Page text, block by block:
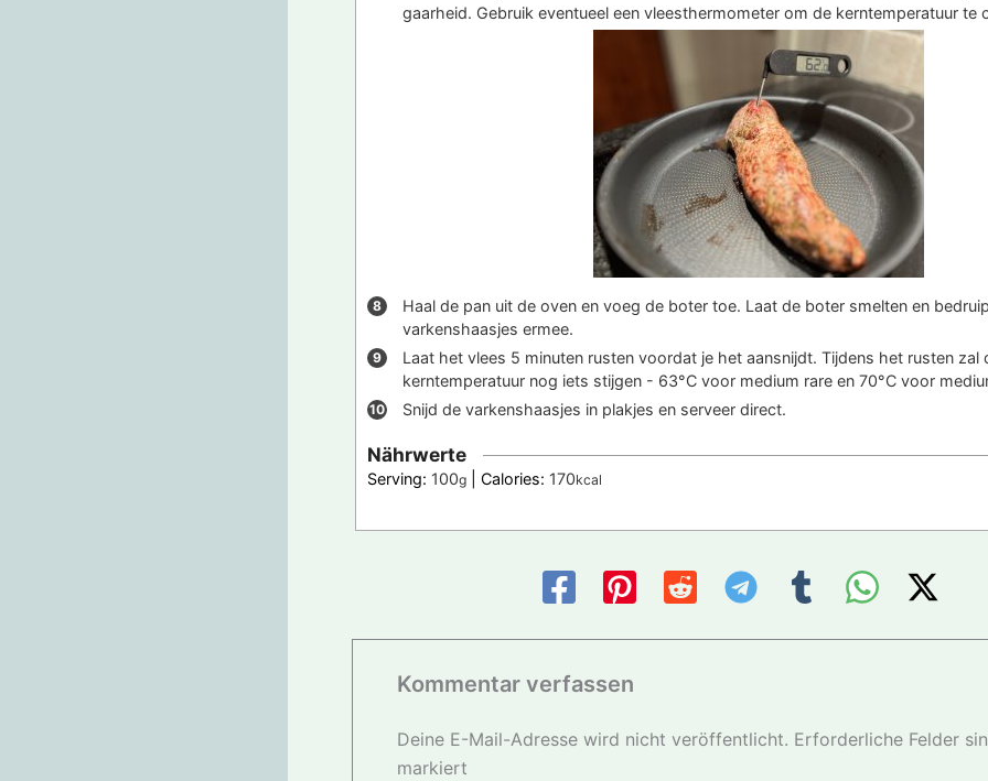
gaarheid. Gebruik eventueel een vleesthermometer om de kerntemperatuur te
Haal de pan uit de oven en voeg de boter toe. Laat de boter smelten en
varkenshaasjes ermee.
Laat het vlees 5 minuten rusten voordat je het aansnijdt. Tijdens het rusten zal
kerntemperatuur nog iets stijgen - 63°C voor medium rare en 70°C voor
Snijd de varkenshaasjes in plakjes en serveer direct.
Nährwerte
Serving: 100g Calories: 170kcal
Kommentar verfassen
Deine E-Mail-Adresse wird nicht veröffentlicht. Erforderliche Felder
markiert